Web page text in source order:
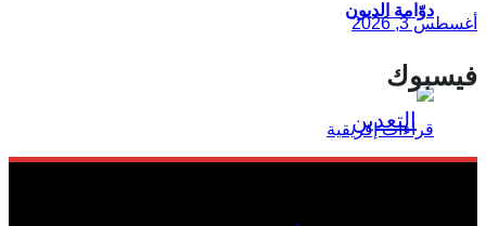
دوّامة الديون
أغسطس 3, 2026
فيسبوك